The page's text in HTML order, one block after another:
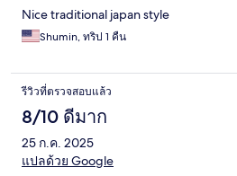
Nice traditional japan style
Shumin, ทริป 1 คืน
รีวิวที่ตรวจสอบแล้ว
8/10 ดีมาก
25 ก.ค. 2025
แปลด้วย Google